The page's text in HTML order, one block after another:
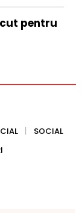
pentru
SOCIAL